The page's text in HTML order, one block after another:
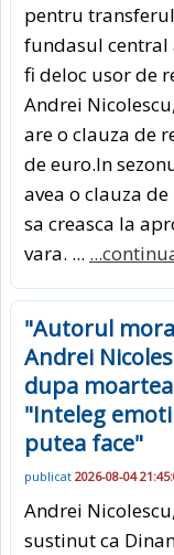
pentru
fundasul central
fi deloc usor de
Andrei
are o clauza de
de euro.In
avea o clauza
sa creasca la
vara. ...
"Autorul
Andrei
dupa
"Inteleg
putea face"
publicat 2026-08-04
Andrei
sustinut ca